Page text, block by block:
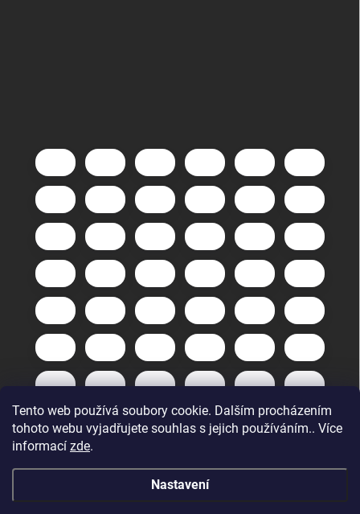
Tento web používá soubory cookie. Dalším procházením
tohoto webu vyjadřujete souhlas s jejich používáním.. Více
informací zde.
Nastavení